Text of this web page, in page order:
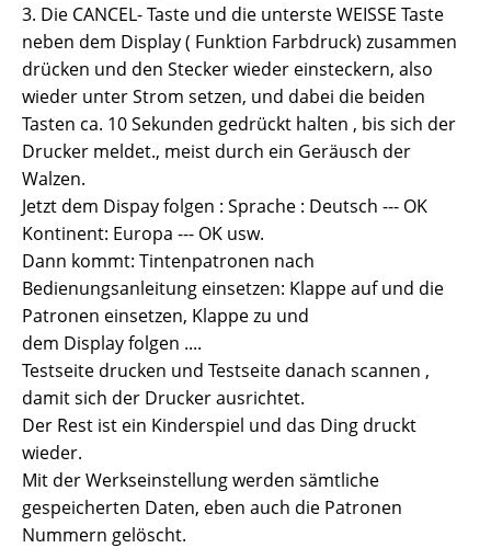
3. Die CANCEL- Taste und die unterste WEISSE Taste
neben dem Display ( Funktion Farbdruck) zusammen
drücken und den Stecker wieder einsteckern, also
wieder unter Strom setzen, und dabei die beiden
Tasten ca. 10 Sekunden gedrückt halten , bis sich der
Drucker meldet., meist durch ein Geräusch der
Walzen.
Jetzt dem Dispay folgen : Sprache : Deutsch --- OK
Kontinent: Europa --- OK usw.
Dann kommt: Tintenpatronen nach
Bedienungsanleitung einsetzen: Klappe auf und die
Patronen einsetzen, Klappe zu und
dem Display folgen ....
Testseite drucken und Testseite danach scannen ,
damit sich der Drucker ausrichtet.
Der Rest ist ein Kinderspiel und das Ding druckt
wieder.
Mit der Werkseinstellung werden sämtliche
gespeicherten Daten, eben auch die Patronen
Nummern gelöscht.